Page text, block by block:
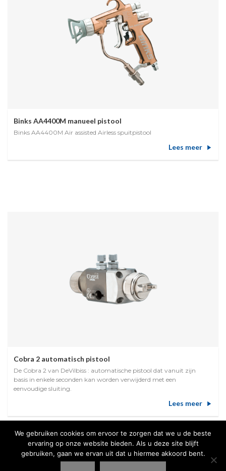
Binks AA4400M manueel pistool
Binks AA4400M Air assisted Airless spuitpistool
Lees meer
Cobra 2 automatisch pistool
De Cobra 2 van DeVilbiss : automatische pistool dat vanuit zijn
basis in enkele seconden kan worden verwijderd met een
eenvoudige sluiting.
Lees meer
We gebruiken cookies om ervoor te zorgen dat we u de beste
ervaring op onze website bieden. Als u deze site blijft
gebruiken, gaan we ervan uit dat u hiermee akkoord bent.